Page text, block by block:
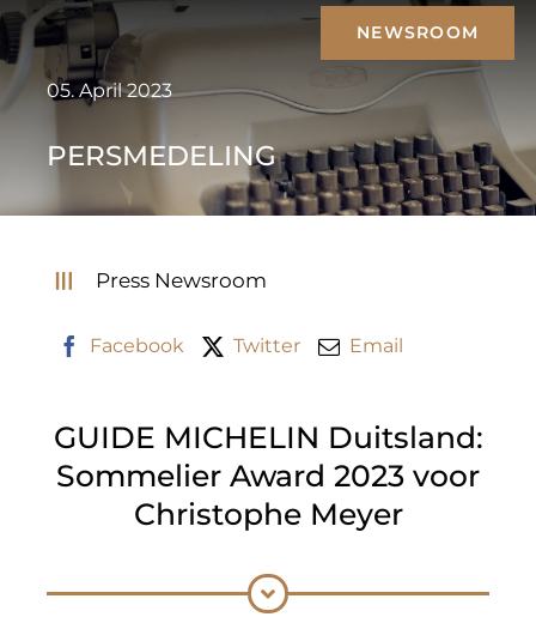
Skip
to
content
NEWSROOM
05. April 2023
PERSMEDELING
Press Newsroom
Facebook Twitter Email
GUIDE MICHELIN Duitsland:
Sommelier Award 2023 voor
Christophe Meyer